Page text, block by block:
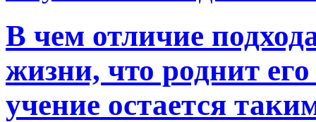
В чем отличие
жизни, что роднит
учение остается